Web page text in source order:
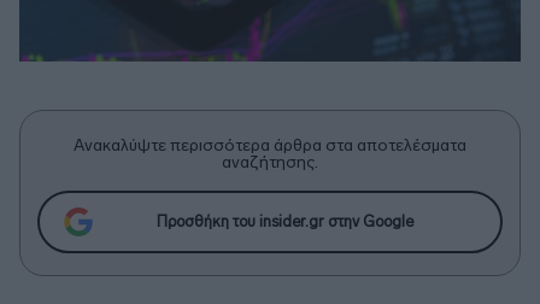
Ανακαλύψτε περισσότερα άρθρα στα αποτελέσματα
αναζήτησης.
Προσθήκη του insider.gr στην Google